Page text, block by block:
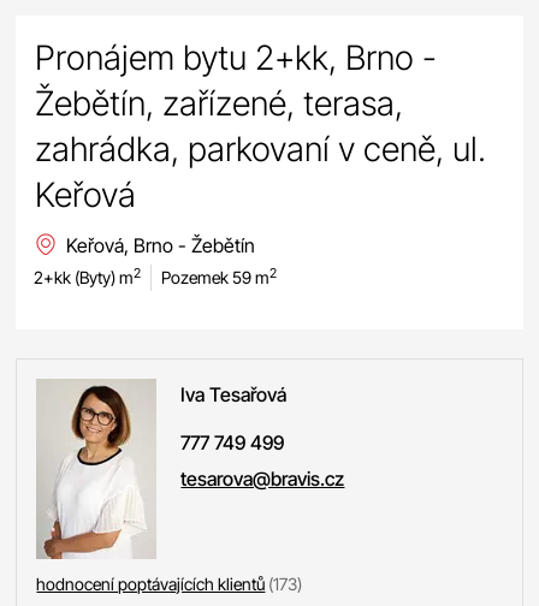
Pronájem bytu 2+kk, Brno -
Žebětín, zařízené, terasa,
zahrádka, parkovaní v ceně, ul.
Keřová
Keřová, Brno - Žebětín
2+kk (Byty) m2 Pozemek 59 m2
IvaTesařová
777 749 499
tesarova@bravis.cz
hodnocení poptávajících klientů (173)